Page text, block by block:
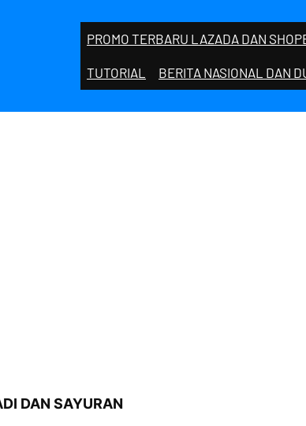
PROMO TERBARU LAZADA DAN
TUTORIAL BERITA NASIONAL DAN
DAN SAYURAN